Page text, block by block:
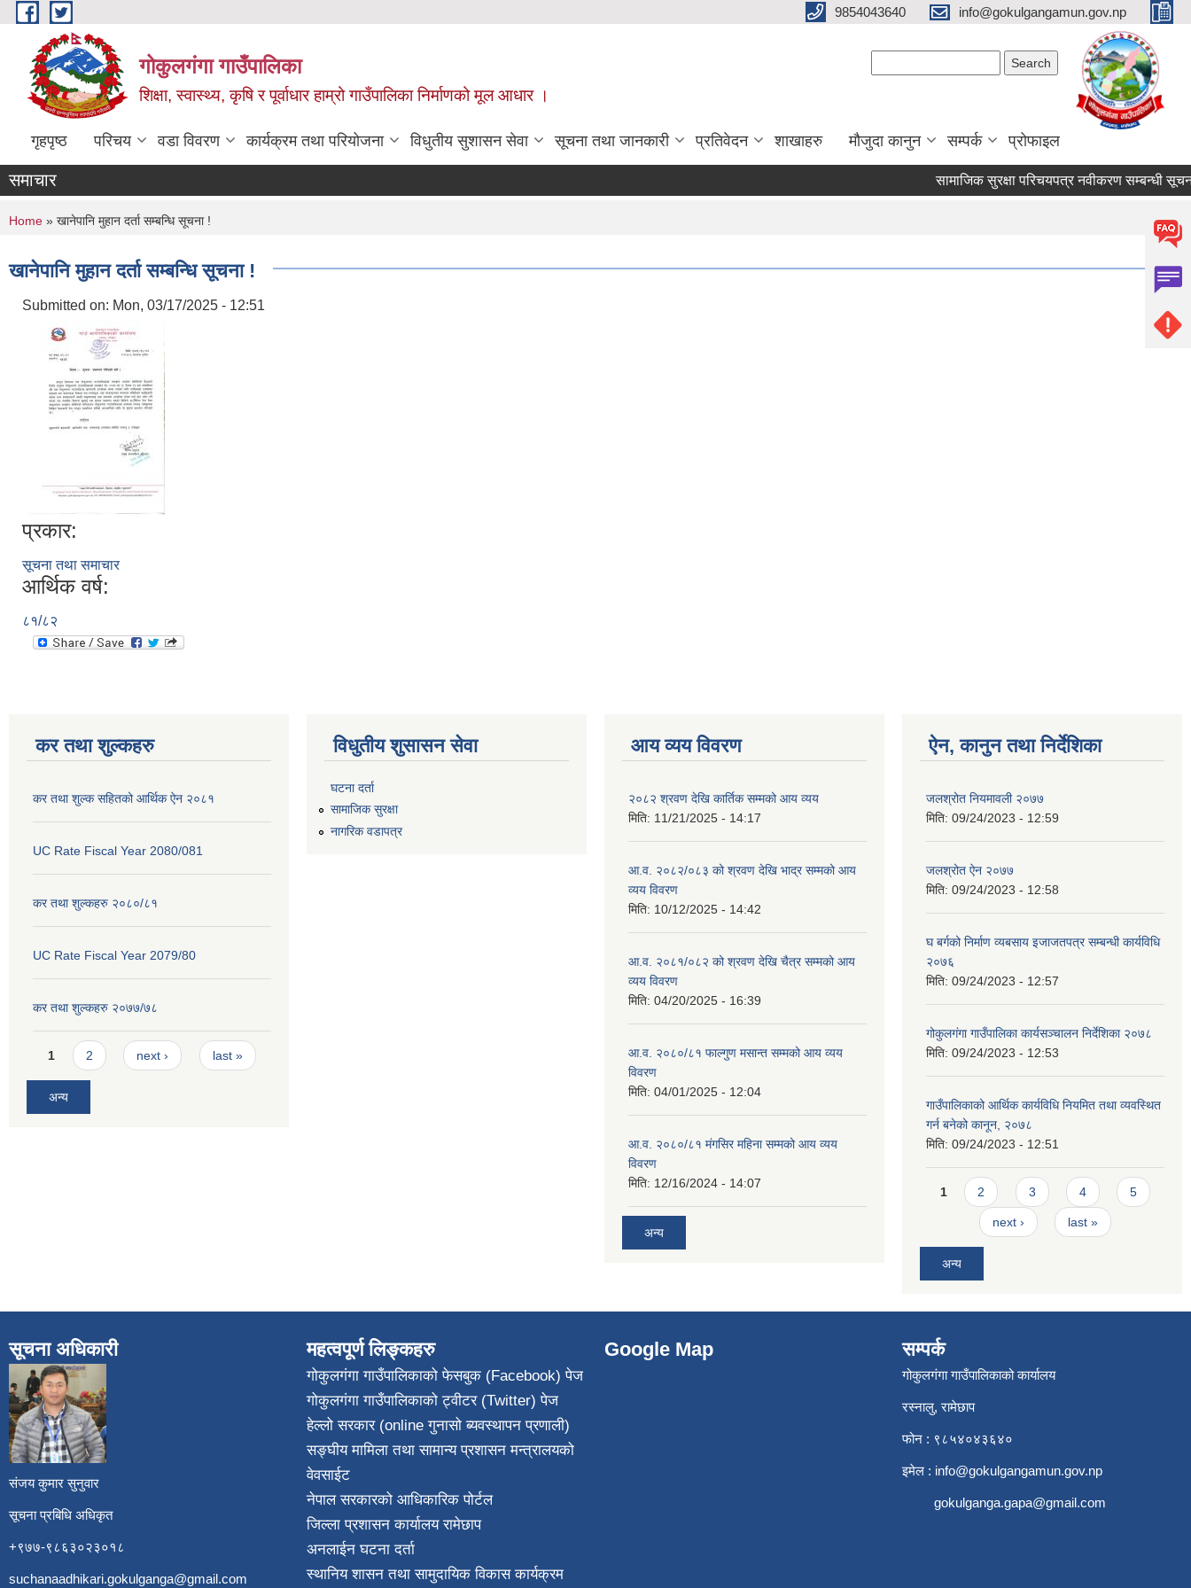
Skip to main content 9854043640 info@gokulgangamun.gov.np
गोकुलगंगा गाउँपालिका
शिक्षा, स्वास्थ्य, कृषि र पूर्वाधार हाम्रो गाउँपालिका निर्माणको मूल आधार ।
गृहपृष्ठ परिचय वडा विवरण कार्यक्रम तथा परियोजना विधुतीय सुशासन सेवा सूचना तथा जानकारी प्रतिवेदन शाखाहरु मौजुदा कानुन सम्पर्क प्रोफाइल
समाचार सामाजिक सुरक्षा परिचयपत्र नवीकरण सम्बन्धी सूचना
You are here
Home » खानेपानि मुहान दर्ता सम्बन्धि सूचना !
खानेपानि मुहान दर्ता सम्बन्धि सूचना !
Submitted on: Mon, 03/17/2025 - 12:51
प्रकार:
सूचना तथा समाचार
आर्थिक वर्ष:
८१/८२
कर तथा शुल्कहरु
कर तथा शुल्क सहितको आर्थिक ऐन २०८१
UC Rate Fiscal Year 2080/081
कर तथा शुल्कहरु २०८०/८१
UC Rate Fiscal Year 2079/80
कर तथा शुल्कहरु २०७७/७८
Pages
1 2 next › last »
अन्य
विधुतीय शुसासन सेवा
घटना दर्ता
सामाजिक सुरक्षा
नागरिक वडापत्र
आय व्यय विवरण
२०८२ श्रवण देखि कार्तिक सम्मको आय व्यय
मिति: 11/21/2025 - 14:17
आ.व. २०८२/०८३ को श्रवण देखि भाद्र सम्मको आय
व्यय विवरण
मिति: 10/12/2025 - 14:42
आ.व. २०८१/०८२ को श्रवण देखि चैत्र सम्मको आय
व्यय विवरण
मिति: 04/20/2025 - 16:39
आ.व. २०८०/८१ फाल्गुण मसान्त सम्मको आय व्यय
विवरण
मिति: 04/01/2025 - 12:04
आ.व. २०८०/८१ मंगसिर महिना सम्मको आय व्यय
विवरण
मिति: 12/16/2024 - 14:07
अन्य
ऐन, कानुन तथा निर्देशिका
जलश्रोत नियमावली २०७७
मिति: 09/24/2023 - 12:59
जलश्रोत ऐन २०७७
मिति: 09/24/2023 - 12:58
घ बर्गको निर्माण व्यबसाय इजाजतपत्र सम्बन्धी कार्यविधि
२०७६
मिति: 09/24/2023 - 12:57
गोकुलगंगा गाउँपालिका कार्यसञ्चालन निर्देशिका २०७८
मिति: 09/24/2023 - 12:53
गाउँपालिकाको आर्थिक कार्यविधि नियमित तथा व्यवस्थित
गर्न बनेको कानून, २०७८
मिति: 09/24/2023 - 12:51
Pages
1 2 3 4 5
next › last »
अन्य
सूचना अधिकारी
संजय कुमार सुनुवार
सूचना प्रबिधि अधिकृत
+९७७-९८६३०२३०१८
suchanaadhikari.gokulganga@gmail.com
महत्वपूर्ण लिङ्कहरु
गोकुलगंगा गाउँपालिकाको फेसबुक (Facebook) पेज
गोकुलगंगा गाउँपालिकाको ट्वीटर (Twitter) पेज
हेल्लो सरकार (online गुनासो ब्यवस्थापन प्रणाली)
सङ्घीय मामिला तथा सामान्य प्रशासन मन्त्रालयको
वेवसाईट
नेपाल सरकारको आधिकारिक पोर्टल
जिल्ला प्रशासन कार्यालय रामेछाप
अनलाईन घटना दर्ता
स्थानिय शासन तथा सामुदायिक विकास कार्यक्रम
Google Map सम्पर्क
गोकुलगंगा गाउँपालिकाको कार्यालय
रस्नालु, रामेछाप
फोन : ९८५४०४३६४०
इमेल : info@gokulgangamun.gov.np
gokulganga.gapa@gmail.com